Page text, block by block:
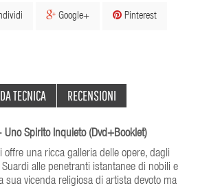
Google+ Pinterest
TECNICA RECENSIONI
Uno Spirito Inquieto (Dvd+Booklet)
offre una ricca galleria delle opere, dagli
alle penetranti istantanee di nobili e
sua vicenda religiosa di artista devoto ma